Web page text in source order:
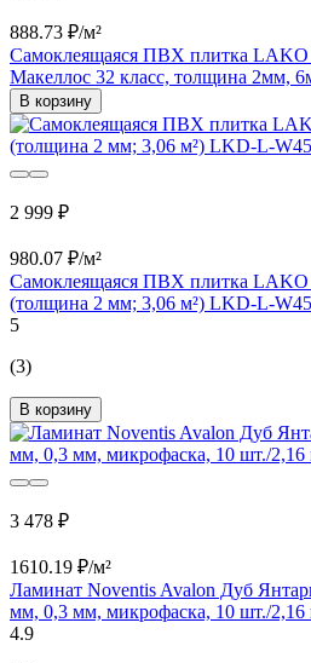
888.73 ₽/м²
Самоклеящаяся ПВХ плитка
Макеллос 32 класс, толщина 2мм,
В корзину
2 999 ₽
980.07 ₽/м²
Самоклеящаяся ПВХ плитка LAKO
(толщина 2 мм; 3,06 м²) LKD-L-W45
5
(3)
В корзину
3 478 ₽
1610.19 ₽/м²
Ламинат Noventis Avalon Дуб
мм, 0,3 мм, микрофаска, 10 шт./
4.9